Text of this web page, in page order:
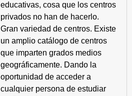
educativas, cosa que los centros
privados no han de hacerlo.
Gran variedad de centros. Existe
un amplio catálogo de centros
que imparten grados medios
geográficamente. Dando la
oportunidad de acceder a
cualquier persona de estudiar